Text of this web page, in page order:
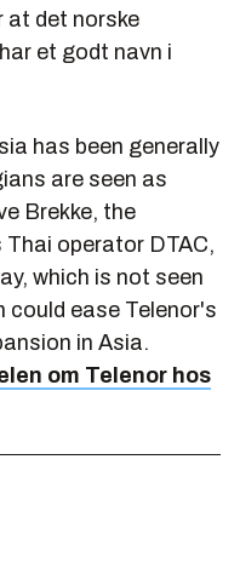
at det norske
et godt navn i
has been generally
are seen as
Brekke, the
operator DTAC,
which is not seen
ease Telenor's
in Asia.
om Telenor hos